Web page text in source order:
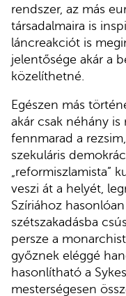
rendszer, az más
társadalmaira is
láncreakciót is
jelentősége akár a
közelíthetné.
Egészen más
akár csak néhány
fennmarad a
szekuláris
„reformiszlamista”
veszi át a helyét,
Szíriához
szétszakadásba
persze a
győznek eléggé
hasonlítható a
mesterségesen